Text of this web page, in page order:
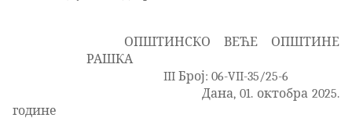
ОПШТИНСКО ВЕЋЕ ОПШТИНЕ
РАШКА
III Број: 06-VII-35/25-6
Дана, 01. октобра 2025.
године